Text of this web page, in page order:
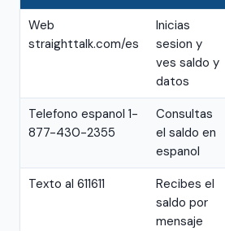
Web
straighttalk.com/es
Inicias
sesion y
ves saldo y
datos
Telefono espanol 1-
877-430-2355
Consultas
el saldo en
espanol
Texto al 611611
Recibes el
saldo por
mensaje